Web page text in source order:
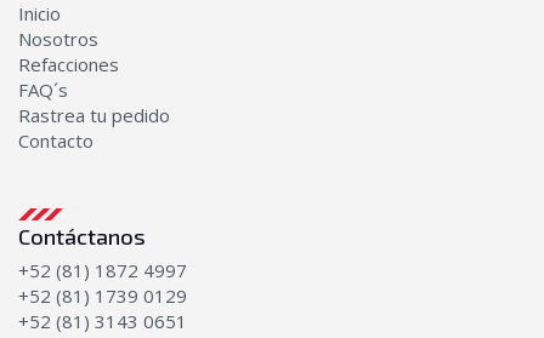
Sistema Hidráulico
Bombas de Aceite
Transmisión
Bombas de transmisión
Discos y platos
Transmisiones completas
Inicio
Nosotros
Refacciones
FAQ´s
Rastrea tu pedido
Contacto
Contáctanos
+52 (81) 1872 4997
+52 (81) 1739 0129
+52 (81) 3143 0651